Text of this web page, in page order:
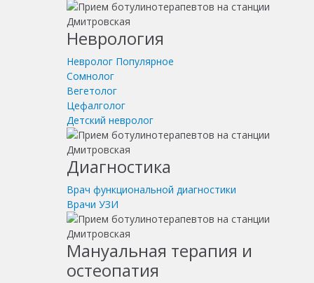
Неврология
Невролог Популярное
Сомнолог
Вегетолог
Цефалголог
Детский невролог
Диагностика
Врач функциональной диагностики
Врачи УЗИ
Мануальная терапия и
остеопатия